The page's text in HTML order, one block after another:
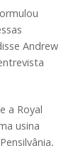
Andrew
a Royal
usina